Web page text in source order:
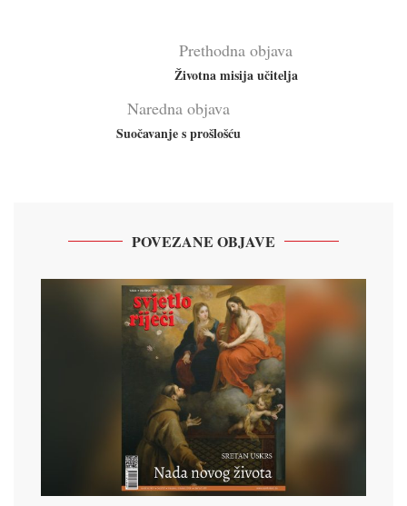
Prethodna objava
Životna misija učitelja
Naredna objava
Suočavanje s prošlošću
POVEZANE OBJAVE